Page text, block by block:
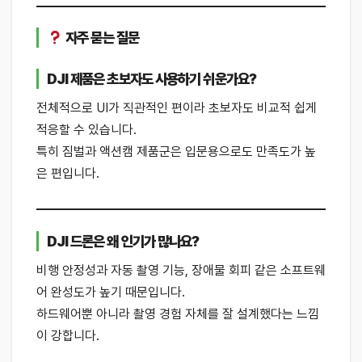
자주 묻는 질문
DJI 제품은 초보자도 사용하기 쉬운가요?
전체적으로 UI가 직관적인 편이라 초보자도 비교적 쉽게
적응할 수 있습니다.
특히 짐벌과 액션캠 제품군은 입문용으로도 만족도가 높
은 편입니다.
DJI 드론은 왜 인기가 많나요?
비행 안정성과 자동 촬영 기능, 장애물 회피 같은 소프트웨
어 완성도가 높기 때문입니다.
하드웨어뿐 아니라 촬영 경험 자체를 잘 설계했다는 느낌
이 강합니다.